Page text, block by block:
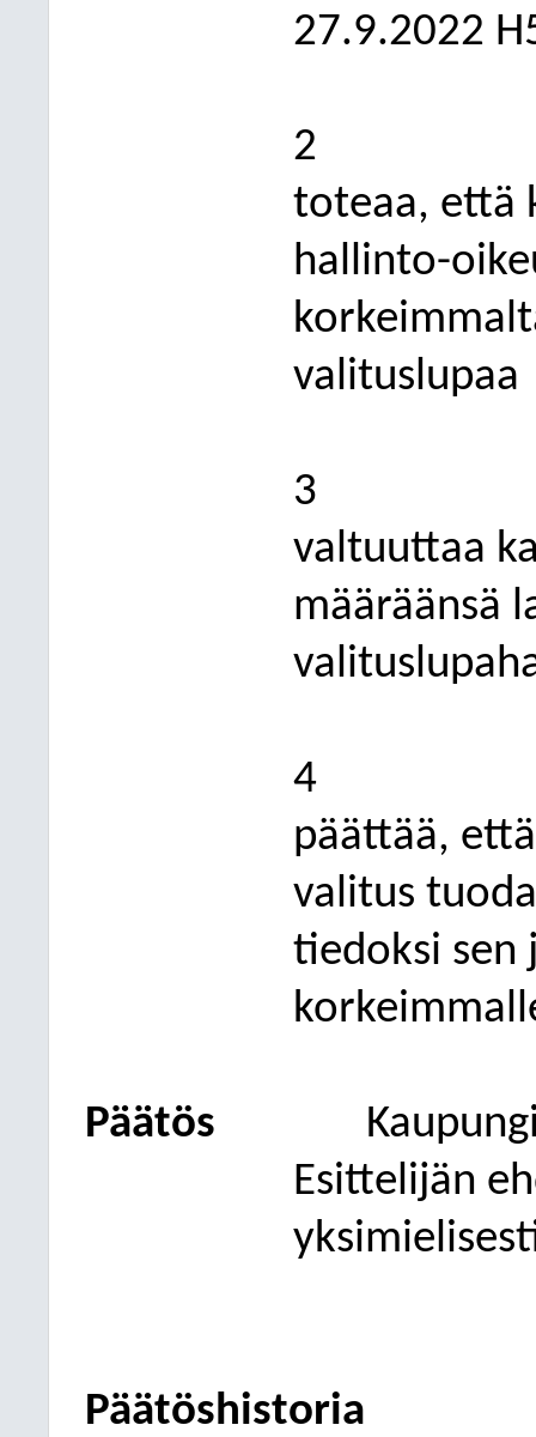
27.9.2022
2
toteaa, että
hallinto-
valituslupaa
3
valtuuttaa
määräänsä
4
päättää,
valitus
tiedoksi sen
Päätös
Esittelijän
Päätöshistoria